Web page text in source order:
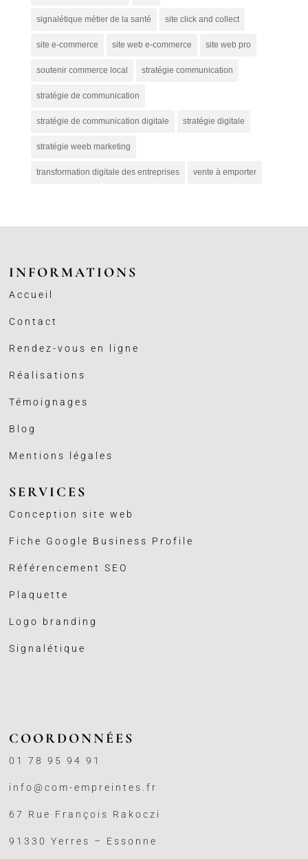
signalétique métier de la santé site click and collect
site e-commerce site web e-commerce site web pro
soutenir commerce local stratégie communication
stratégie de communication
stratégie de communication digitale stratégie digitale
stratégie weeb marketing
transformation digitale des entreprises vente à emporter
INFORMATIONS
Accueil
Contact
Rendez-vous en ligne
Réalisations
Témoignages
Blog
Mentions légales
SERVICES
Conception site web
Fiche Google Business Profile
Référencement SEO
Plaquette
Logo branding
Signalétique
COORDONNÉES
01 78 95 94 91
info@com-empreintes.fr
67 Rue François Rakoczi
91330 Yerres – Essonne